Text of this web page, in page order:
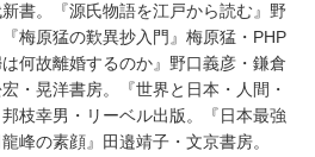
書。『源氏物語を江戸から読む』野
梅原猛の歎異抄入門』梅原猛・PHP
何故離婚するのか』野口義彦・鎌倉
・晃洋書房。『世界と日本・人間・
枝幸男・リーベル出版。『日本最強
峰の素顔』田邉靖子・文京書房。